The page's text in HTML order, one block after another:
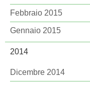
Febbraio 2015
Gennaio 2015
2014
Dicembre 2014